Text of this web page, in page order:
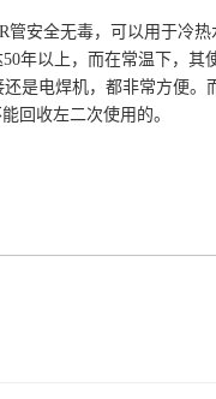
管安全无毒，可以用于冷
年以上，而在常温下，其
是电焊机，都非常方便。
回收左二次使用的。